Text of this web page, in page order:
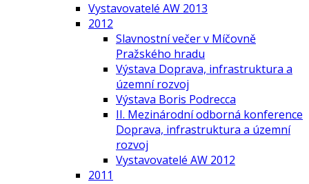
Vystavovatelé AW 2013
2012
Slavnostní večer v Míčovně
Pražského hradu
Výstava Doprava, infrastruktura a
územní rozvoj
Výstava Boris Podrecca
II. Mezinárodní odborná konference
Doprava, infrastruktura a územní
rozvoj
Vystavovatelé AW 2012
2011